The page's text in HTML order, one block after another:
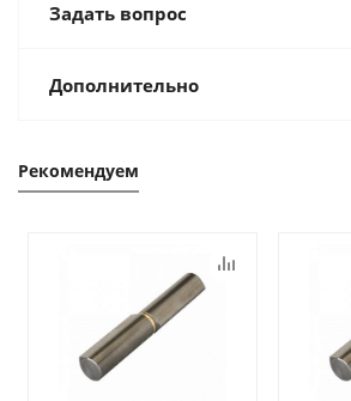
Задать вопрос
Дополнительно
Рекомендуем